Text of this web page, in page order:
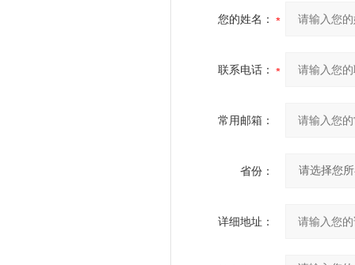
您的姓名：
联系电话：
常用邮箱：
省份：
详细地址：